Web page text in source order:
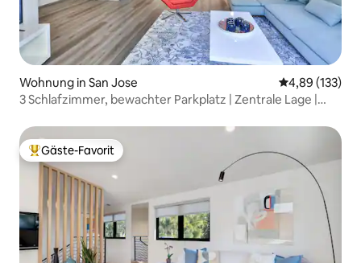
Wohnung in San Jose
4,89 (133)
3 Schlafzimmer, bewachter Parkplatz | Zentrale Lage |
Beliebter Gäste-Favorit.
Gäste-Favorit